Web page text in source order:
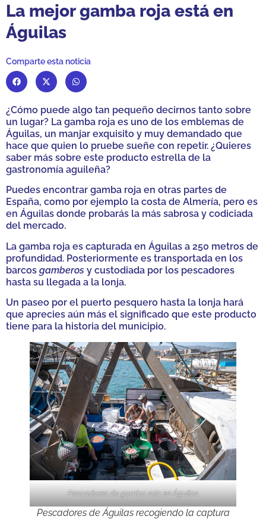
La mejor gamba roja está en
Águilas
Comparte esta noticia
¿Cómo puede algo tan pequeño decirnos tanto sobre
un lugar? La gamba roja es uno de los emblemas de
Águilas, un manjar exquisito y muy demandado que
hace que quien lo pruebe sueñe con repetir. ¿Quieres
saber más sobre este producto estrella de la
gastronomía aguileña?
Puedes encontrar gamba roja en otras partes de
España, como por ejemplo la costa de Almería, pero es
en Águilas donde probarás la más sabrosa y codiciada
del mercado.
La gamba roja es capturada en Águilas a 250 metros de
profundidad. Posteriormente es transportada en los
barcos gamberos y custodiada por los pescadores
hasta su llegada a la lonja.
Un paseo por el puerto pesquero hasta la lonja hará
que aprecies aún más el significado que este producto
tiene para la historia del municipio.
Pescadores de gamba roja en Águilas
Pescadores de Águilas recogiendo la captura